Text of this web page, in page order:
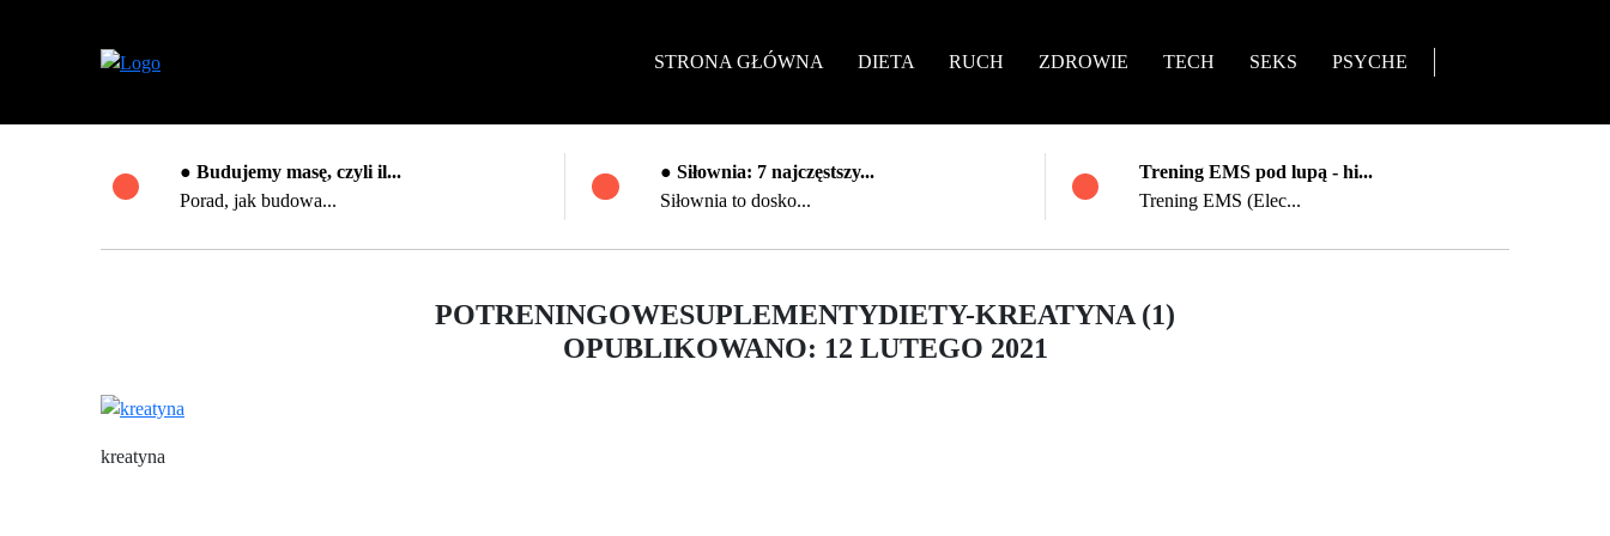
STRONA GŁÓWNA DIETA RUCH ZDROWIE TECH SEKS PSYCHE
● Budujemy masę, czyli il...
Porad, jak budowa...
● Siłownia: 7 najczęstszy...
Siłownia to dosko...
Trening EMS pod lupą - hi...
Trening EMS (Elec...
POTRENINGOWESUPLEMENTYDIETY-KREATYNA (1)
OPUBLIKOWANO: 12 LUTEGO 2021
kreatyna